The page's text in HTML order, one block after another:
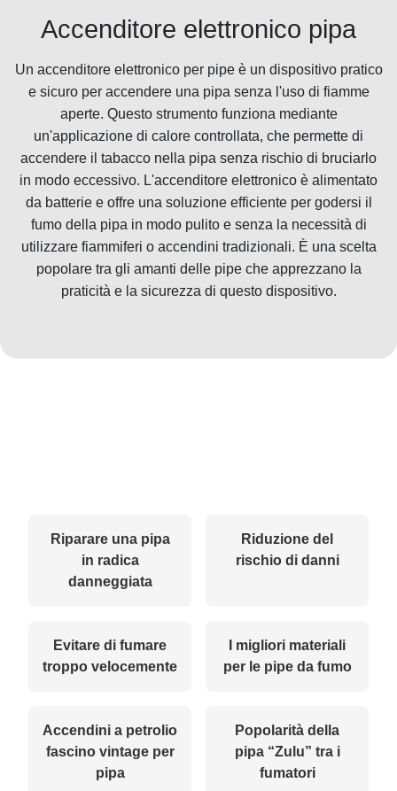
Accenditore elettronico pipa
Un accenditore elettronico per pipe è un dispositivo pratico
e sicuro per accendere una pipa senza l'uso di fiamme
aperte. Questo strumento funziona mediante
un'applicazione di calore controllata, che permette di
accendere il tabacco nella pipa senza rischio di bruciarlo
in modo eccessivo. L'accenditore elettronico è alimentato
da batterie e offre una soluzione efficiente per godersi il
fumo della pipa in modo pulito e senza la necessità di
utilizzare fiammiferi o accendini tradizionali. È una scelta
popolare tra gli amanti delle pipe che apprezzano la
praticità e la sicurezza di questo dispositivo.
Riparare una pipa
in radica
danneggiata
Riduzione del
rischio di danni
Evitare di fumare
troppo velocemente
I migliori materiali
per le pipe da fumo
Accendini a petrolio
fascino vintage per
pipa
Popolarità della
pipa “Zulu” tra i
fumatori